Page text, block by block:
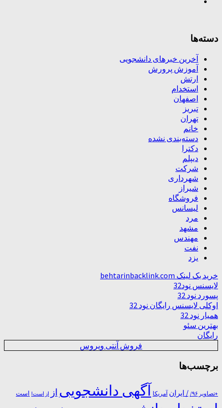
دسته‌ها
آخرین خبرهای دانشجویی
آموزش پرورش
ارتش
استخدام
اصفهان
تبریز
تهران
خانم
دسته‌بندی نشده
دکترا
دیپلم
شرکت
شهرداری
شیراز
فروشگاه
لیسانس
مرد
مشهد
مهندس
نفت
یزد
خرید بک لینک behtarinbacklink.com
لایسنس نود32
پسورد نود 32
اوکلی لایسنس رایگان نود 32
همیار نود 32
بهترین سئو
رایگان
فروش آنتی ویروس
برچسب‌ها
+تصاویر ۹۶/ / ایران آمریکا آگهی دانشجویی از از است! است